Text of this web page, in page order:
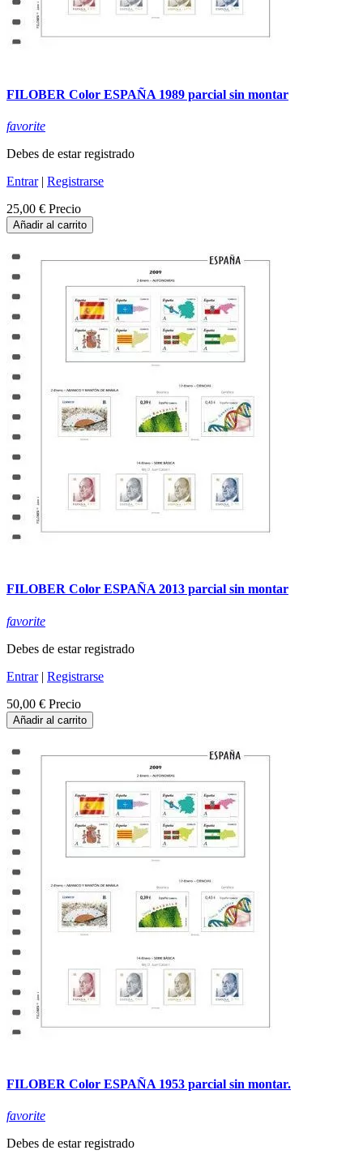
FILOBER Color ESPAÑA 1989 parcial sin montar
favorite
Debes de estar registrado
Entrar| Registrarse
25,00 € Precio
Añadir al carrito
FILOBER Color ESPAÑA 2013 parcial sin montar
favorite
Debes de estar registrado
Entrar| Registrarse
50,00 € Precio
Añadir al carrito
FILOBER Color ESPAÑA 1953 parcial sin montar.
favorite
Debes de estar registrado